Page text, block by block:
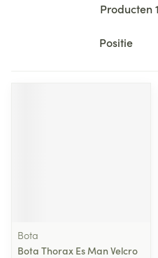
Producten1
Sorteer op:
Bota
Bota Thorax Es Man Velcro